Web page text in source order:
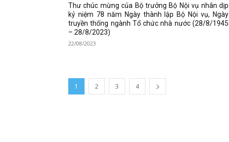
Thư chúc mừng của Bộ trưởng Bộ Nội vụ nhân dịp
kỷ niệm 78 năm Ngày thành lập Bộ Nội vụ, Ngày
truyền thống ngành Tổ chức nhà nước (28/8/1945
– 28/8/2023)
22/08/2023
1 2 3 4